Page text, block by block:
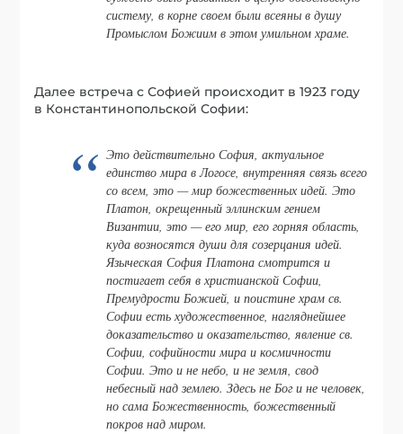
систему, в корне своем были всеяны в душу
Промыслом Божиим в этом умильном храме.
Далее встреча с Софией происходит в 1923 году
в Константинопольской Софии:
Это действительно София, актуальное
единство мира в Логосе, внутренняя связь всего
со всем, это — мир божественных идей. Это
Платон, окрещенный эллинским гением
Византии, это — его мир, его горняя область,
куда возносятся души для созерцания идей.
Языческая София Платона смотрится и
постигает себя в христианской Софии,
Премудрости Божией, и поистине храм св.
Софии есть художественное, нагляднейшее
доказательство и оказательство, явление св.
Софии, софийности мира и космичности
Софии. Это и не небо, и не земля, свод
небесный над землею. Здесь не Бог и не человек,
но сама Божественность, божественный
покров над миром.